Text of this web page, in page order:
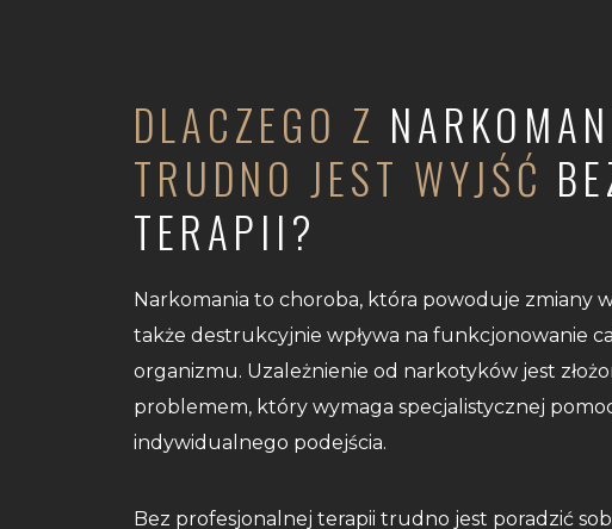
DLACZEGO Z
TRUDNO JEST WYJŚĆ
TERAPII?
Narkomania to choroba, która powoduje zmiany
także destrukcyjnie wpływa na funkcjonowanie
organizmu. Uzależnienie od narkotyków jest
problemem, który wymaga specjalistycznej
indywidualnego podejścia.
Bez profesjonalnej terapii trudno jest poradzić